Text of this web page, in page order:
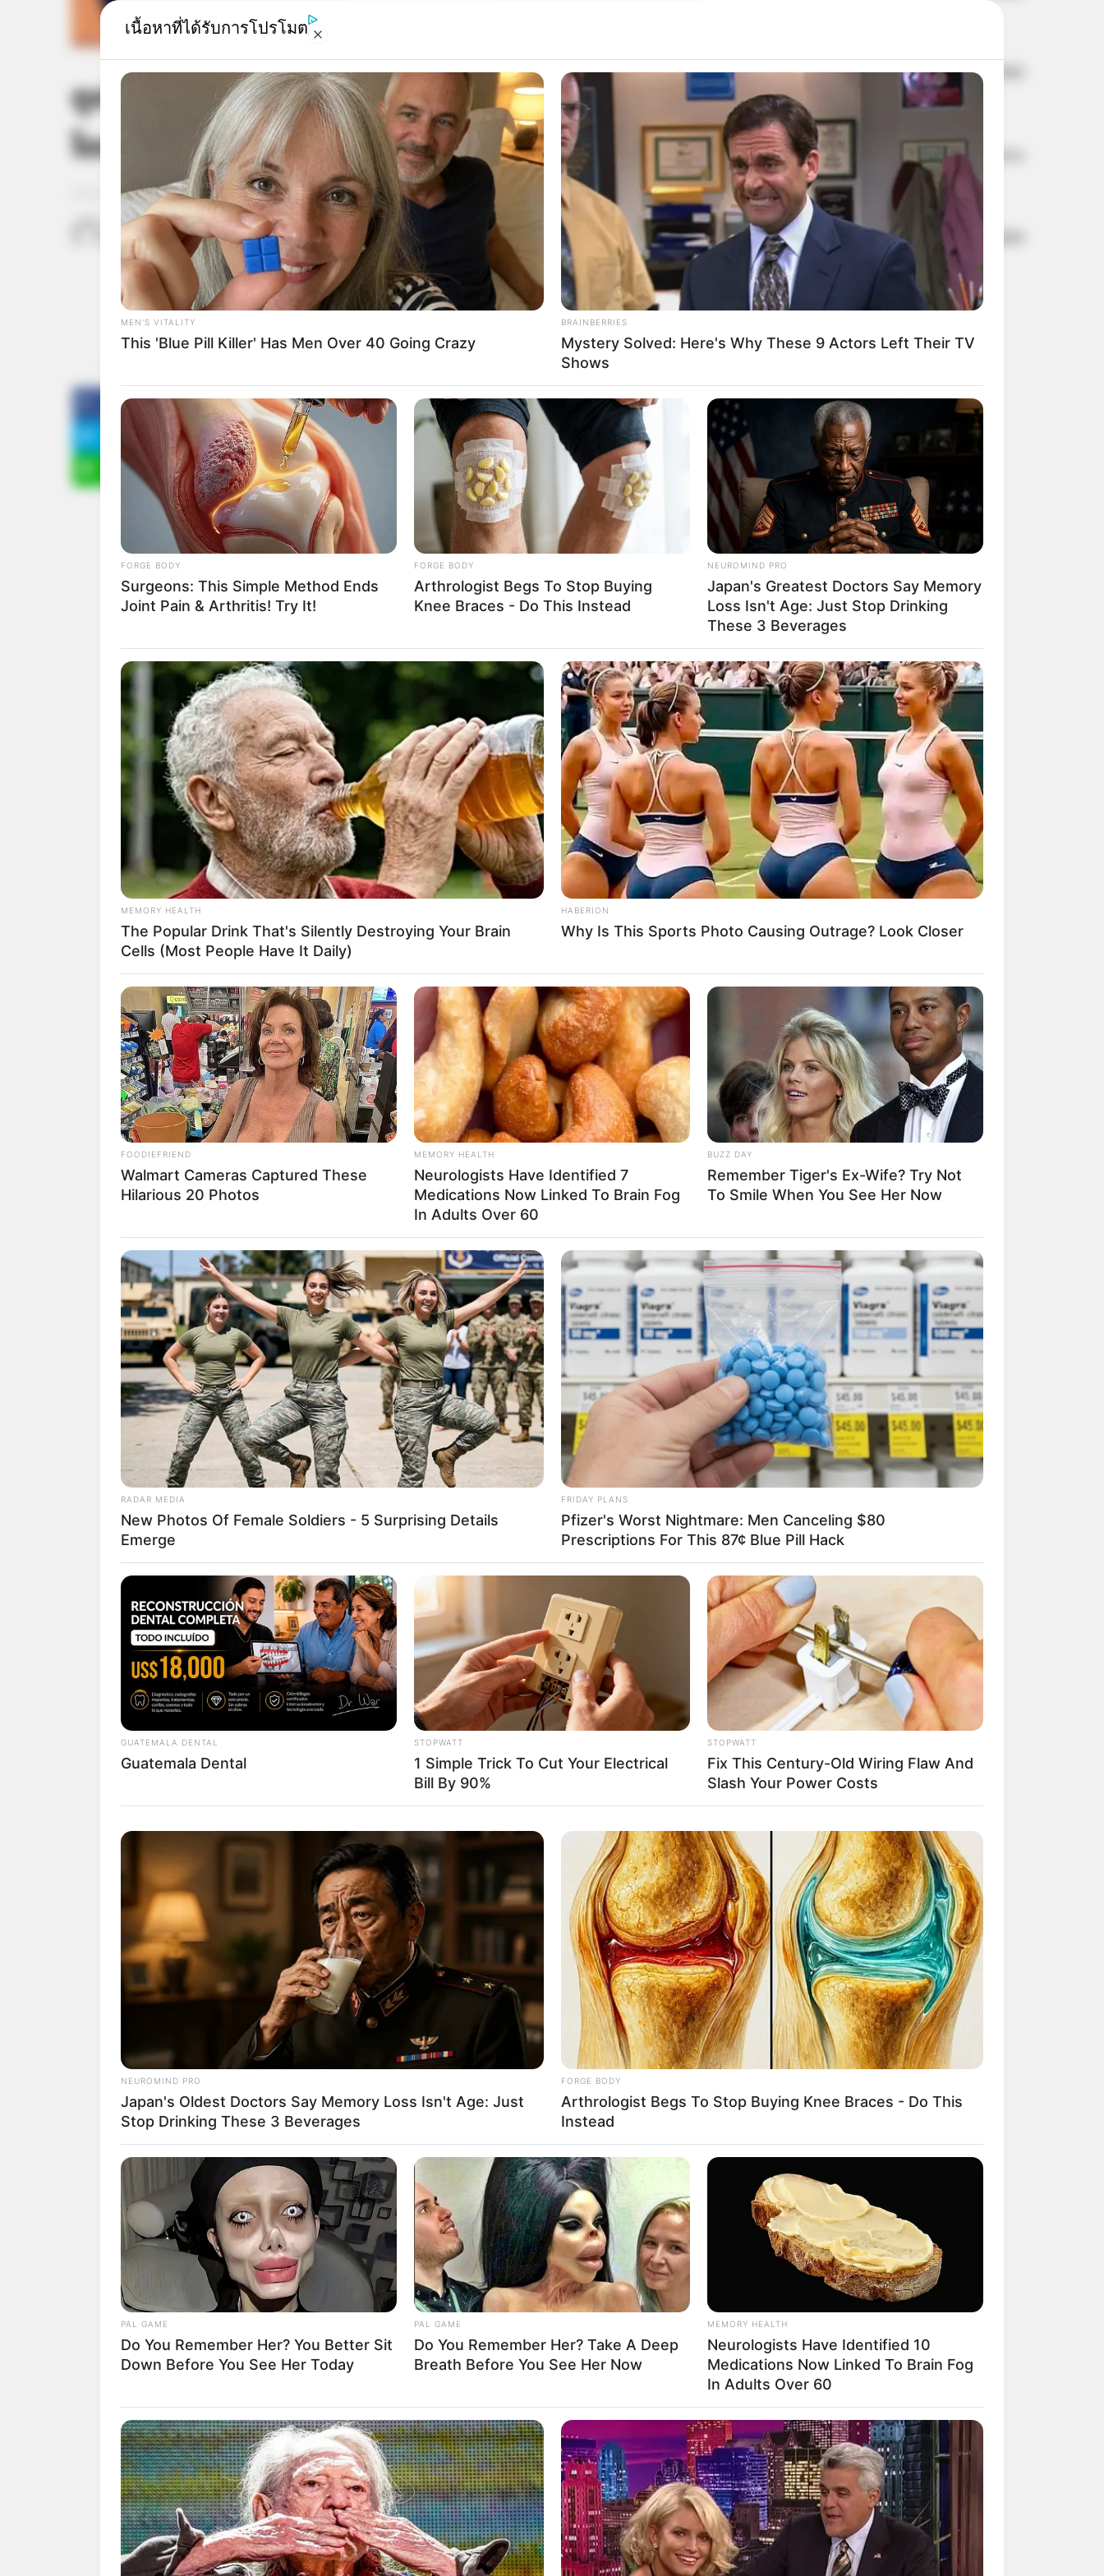
ดูดวงรายวัน ประจำวันจันทร์ที่ 25 มีนาคม 2562
โดย อ.แก้วตา คุยดวง
ดูดวงรายวัน/ ดูดวงรายวัน ประจำวันจันทร์ที่ 25 มีนาคม 2562 โดย อ.แก้วตา คุยดวง
เจ้าหมอดู 24 มี.ค. 2019
ดูดวงคนเกิดวันอาทิตย์
ดวงการงานปัญหาเข้ามาค่อนข้างมาก แต่ก็ยังโชคดีที่สามารถแก้ปัญหานั้นผ่านไปได้
ดวงการเงินเงินที่ตั้งใจว่าอยากได้หรือต้องการจะได้ จะได้เงินตามที่คาดหวังไว้
ดวงความรักคนโสด ยังพยายามที่จะจีบ ถึงแม้ว่าจะนกก็ตาม คนมีคู่ คนรักจะพาไป
ทานอาหารหรูๆ อร่อยๆ
ดูดวงคนเกิดวันจันทร์
ดวงการงานถึงแม้ว่าจะเหนื่อยหรือเบื่อกับงานแค่ไหน แต่ก็ต้องทนทำไปก่อน ยังไม่
สามารถเปลี่ยนงานหรือไปทำที่อื่นได้
ดวงการเงินอาจมีเรื่องที่ต้องจ่ายไปกับเรื่องของสุขภาพ เช่น ค่าประกันสุขภาพหรือ
ความเจ็บป่วย
ดวงความรัก คนโสด คนเก่าๆ มีเกณฑ์จะกลับมา คนมีคู่ ค่อนข้างจู้จี้จุกจิกกับคนรัก
ทำให้เกิดการทะเลาะกันได้
ดวงการเงิน
เงินเก็บที่สะสมไว้จะได้ออกดอกออกผลมาก หรือได้ดอกเบี้ยค่อนข้างดี
ดวงความรักคนโสด สลัดภาพความคิดคนเก่าๆ ออกได้ และพร้อมรับคนใหม่ๆ คนมีคู่
จะได้มีการซื้อทรัพย์สินร่วมกัน เช่นบ้าน
ดูดวงคนเกิดวันพุธ
ดวงการงานงานมีเข้ามาเยอะจนล้นมือ ทำไม่ทัน และก็ให้ใครทำแทนไม่ได้อีกด้วย
ดวงความรักคนโสด ผู้ใหญ่จะแนะนำคนให้รู้จัก คนมีคู่ ได้ร่วมกันเข้าวัด ทำบุญ สร้าง
บุญร่วมกัน
ดวงรายวัน 13 กันยายน 2565
13 ก.ย. 2022
หวยลาว วันจันทร์ 12 กันยายน
2565
12 ก.ย. 2022
ดวงรายวัน 12 กันยายน 2565
12 ก.ย. 2022
เนื้อหาที่ได้รับการโปรโมต
MEN'S VITALITY
This 'Blue Pill Killer' Has Men Over 40 Going Crazy
BRAINBERRIES
Mystery Solved: Here's Why These 9 Actors Left Their TV
Shows
FORGE BODY
Surgeons: This Simple Method Ends
Joint Pain & Arthritis! Try It!
FORGE BODY
Arthrologist Begs To Stop Buying
Knee Braces - Do This Instead
NEUROMIND PRO
Japan's Greatest Doctors Say Memory
Loss Isn't Age: Just Stop Drinking
These 3 Beverages
MEMORY HEALTH
The Popular Drink That's Silently Destroying Your Brain
Cells (Most People Have It Daily)
HABERION
Why Is This Sports Photo Causing Outrage? Look Closer
FOODIEFRIEND
Walmart Cameras Captured These
Hilarious 20 Photos
MEMORY HEALTH
Neurologists Have Identified 7
Medications Now Linked To Brain Fog
In Adults Over 60
BUZZ DAY
Remember Tiger's Ex-Wife? Try Not
To Smile When You See Her Now
RADAR MEDIA
New Photos Of Female Soldiers - 5 Surprising Details
Emerge
FRIDAY PLANS
Pfizer's Worst Nightmare: Men Canceling $80
Prescriptions For This 87¢ Blue Pill Hack
GUATEMALA DENTAL
Guatemala Dental
STOPWATT
1 Simple Trick To Cut Your Electrical
Bill By 90%
STOPWATT
Fix This Century-Old Wiring Flaw And
Slash Your Power Costs
NEUROMIND PRO
Japan's Oldest Doctors Say Memory Loss Isn't Age: Just
Stop Drinking These 3 Beverages
FORGE BODY
Arthrologist Begs To Stop Buying Knee Braces - Do This
Instead
PAL GAME
Do You Remember Her? You Better Sit
Down Before You See Her Today
PAL GAME
Do You Remember Her? Take A Deep
Breath Before You See Her Now
MEMORY HEALTH
Neurologists Have Identified 10
Medications Now Linked To Brain Fog
In Adults Over 60